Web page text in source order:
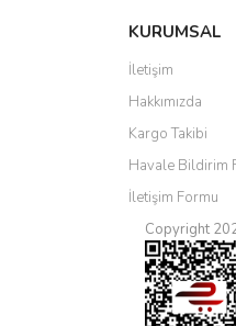
Ürün
Ürün
Ürün
Ürün
Bu
KURUMSAL
İletişim
Hakkımızda
Kargo Takibi
Havale Bildirim
İletişim Formu
Copyright